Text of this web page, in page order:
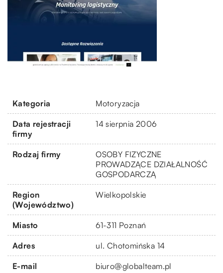
Kategoria Motoryzacja
Data rejestracji
firmy
14 sierpnia 2006
Rodzaj firmy
OSOBY FIZYCZNE
PROWADZĄCE DZIAŁALNOŚĆ
GOSPODARCZĄ
Region
(Województwo)
Wielkopolskie
Miasto 61-311 Poznań
Adres ul. Chotomińska 14
E-mail biuro@globalteam.pl